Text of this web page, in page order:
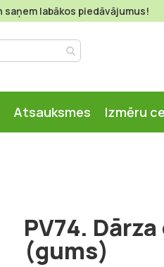
labākos piedāvājumus!
Atsauksmes Izmēru
PV74.
(gums)